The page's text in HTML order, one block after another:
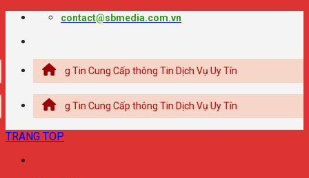
Chuyển
contact@sbmedia.com.vn
Tin Cung Cấp thông Tin Dịch Vụ Uy Tín
Tin Cung Cấp thông Tin Dịch Vụ Uy Tín
TRANG TOP